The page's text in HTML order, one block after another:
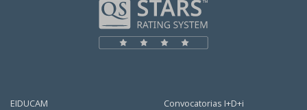
EIDUCAM
Convocatorias I+D+i